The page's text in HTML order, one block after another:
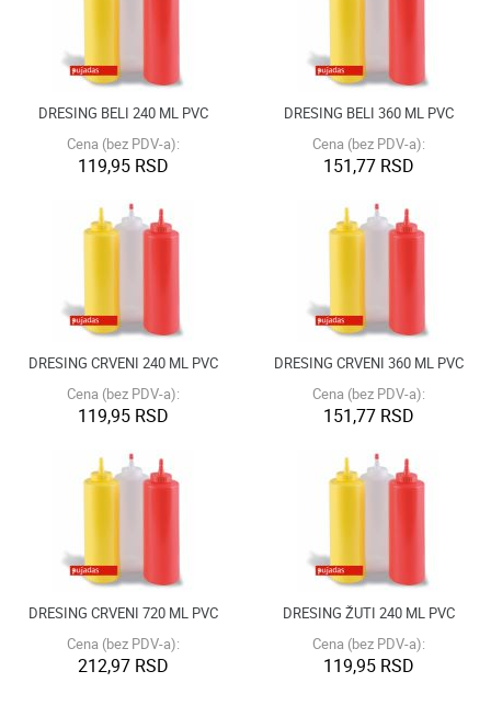
DRESING BELI 240 ML PVC
Cena (bez PDV-a):
119,95 RSD
DRESING BELI 360 ML PVC
Cena (bez PDV-a):
151,77 RSD
DRESING CRVENI 240 ML PVC
Cena (bez PDV-a):
119,95 RSD
DRESING CRVENI 360 ML PVC
Cena (bez PDV-a):
151,77 RSD
DRESING CRVENI 720 ML PVC
Cena (bez PDV-a):
212,97 RSD
DRESING ŽUTI 240 ML PVC
Cena (bez PDV-a):
119,95 RSD